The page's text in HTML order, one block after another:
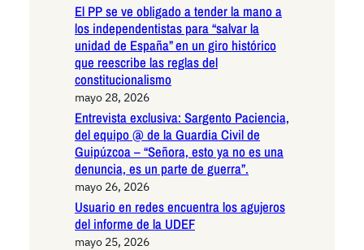
El PP se ve obligado a tender la mano a
los independentistas para “salvar la
unidad de España” en un giro histórico
que reescribe las reglas del
constitucionalismo
mayo 28, 2026
Entrevista exclusiva: Sargento Paciencia,
del equipo @ de la Guardia Civil de
Guipúzcoa – “Señora, esto ya no es una
denuncia, es un parte de guerra”.
mayo 26, 2026
Usuario en redes encuentra los agujeros
del informe de la UDEF
mayo 25, 2026